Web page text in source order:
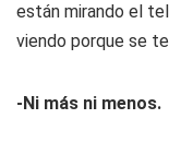
están mirando el
viendo porque se
-Ni más ni menos.